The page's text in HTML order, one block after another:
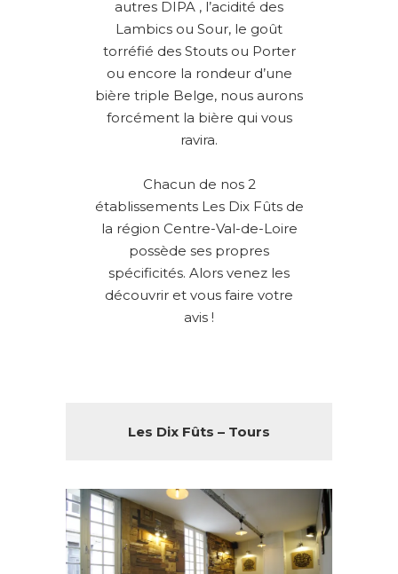
autres DIPA , l’acidité des
Lambics ou Sour, le goût
torréfié des Stouts ou Porter
ou encore la rondeur d’une
bière triple Belge, nous aurons
forcément la bière qui vous
ravira.
Chacun de nos 2
établissements Les Dix Fûts de
la région Centre-Val-de-Loire
possède ses propres
spécificités. Alors venez les
découvrir et vous faire votre
avis !
Les Dix Fûts – Tours